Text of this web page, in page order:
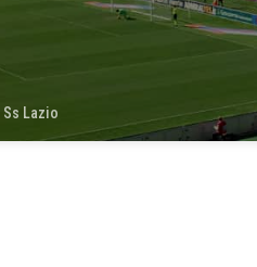
Ss Lazio